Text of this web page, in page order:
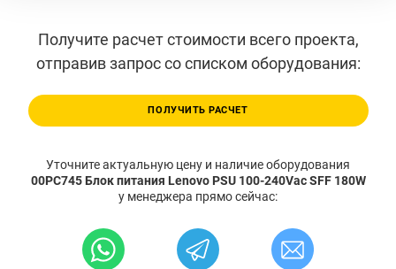
Получите расчет стоимости всего проекта,
отправив запрос со списком оборудования:
ПОЛУЧИТЬ РАСЧЕТ
Уточните актуальную цену и наличие оборудования
00PC745 Блок питания Lenovo PSU 100-240Vac SFF 180W
у менеджера прямо сейчас: